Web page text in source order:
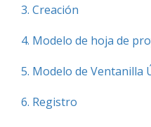
3. Creación
4. Modelo de hoja de
5. Modelo de Ventanilla
6. Registro